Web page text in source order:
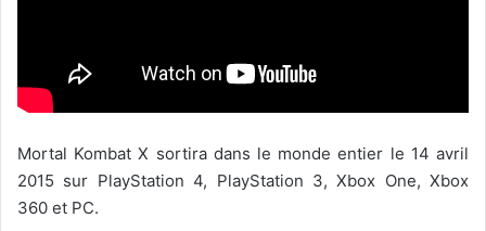
Mortal Kombat X sortira dans le monde entier le 14 avril
2015 sur PlayStation 4, PlayStation 3, Xbox One, Xbox
360 et PC.